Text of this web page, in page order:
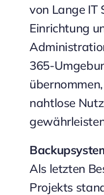
von Lange IT
Einrichtung
365-
nahtlose
Als letzten
Projekts